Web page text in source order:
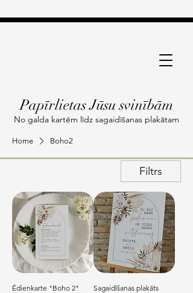
Papīrlietas Jūsu svinībām
No galda kartēm līdz sagaidīšanas plakātam
Home Boho2
Filtrs
Ēdienkarte "Boho 2"
Sagaidīšanas plakāts